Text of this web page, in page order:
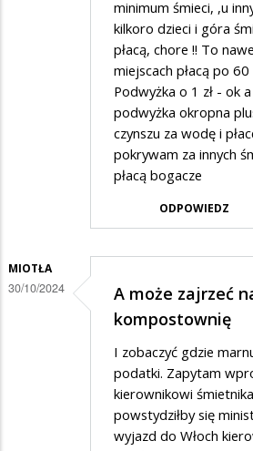
minimum śmieci, ,u
kilkoro dzieci i góra
płacą, chore !! To
miejscach płacą po 60
Podwyżka o 1 zł - ok
podwyżka okropna
czynszu za wodę i
pokrywam za innych
płacą bogacze
ODPOWIEDZ
MIOTŁA
30/10/2024
A może zajrzeć
kompostownię
I zobaczyć gdzie
podatki. Zapytam
kierownikowi
powstydziłby się
wyjazd do Włoch